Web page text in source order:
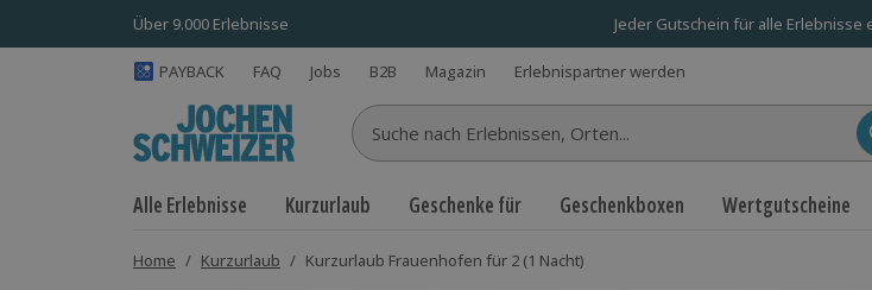
Über 9.000 Erlebnisse Jeder Gutschein für alle Erlebnisse
PAYBACK FAQ Jobs B2B Magazin Erlebnispartner werden
Suche nach Erlebnissen...
Alle Erlebnisse Kurzurlaub Geschenke für Geschenkboxen Wertgutscheine
Home / Kurzurlaub / Kurzurlaub Frauenhofen für 2 (1 Nacht)